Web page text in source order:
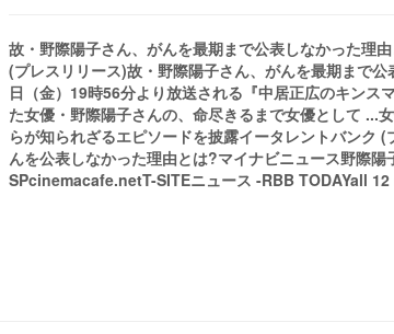
故・野際陽子さん、がんを最期まで公表しなかった理
(プレスリリース)故・野際陽子さん、がんを最期まで
日（金）19時56分より放送される『中居正広のキン
た女優・野際陽子さんの、命尽きるまで女優として ...
らが知られざるエピソードを披露イータレントバン
んを公表しなかった理由とは?マイナビニュース野際
SPcinemacafe.netT-SITEニュース -RBB TODAYall